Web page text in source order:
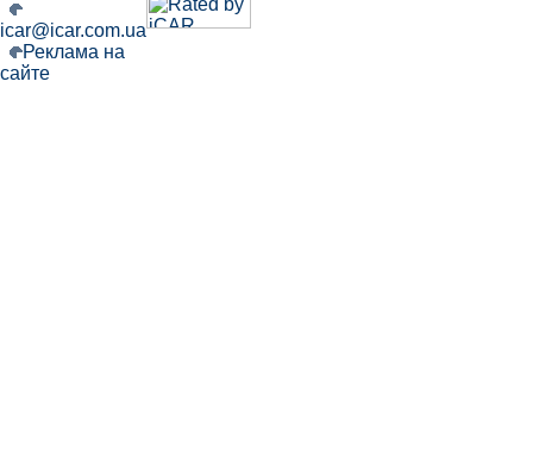
icar@icar.com.ua
Реклама на
сайте